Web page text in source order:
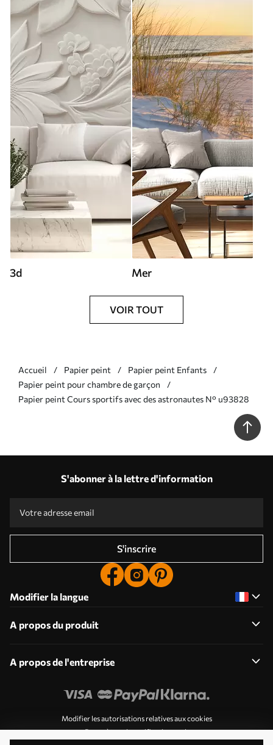
3d Mer
VOIR TOUT
Accueil Papier peint
Papier peint Enfants
Papier peint pour chambre de garçon
Papier peint Cours sportifs avec des astronautes N° u93828
S'abonner à la lettre d'information
S'inscrire
Modifier la langue
A propos du produit
A propos de l'entreprise
Modifier les autorisations relatives aux cookies
Paramètres de notification push